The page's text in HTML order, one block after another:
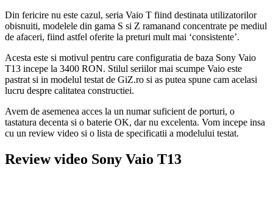
Din fericire nu este cazul, seria Vaio T fiind destinata utilizatorilor
obisnuiti, modelele din gama S si Z ramanand concentrate pe mediul
de afaceri, fiind astfel oferite la preturi mult mai ‘consistente’.
Acesta este si motivul pentru care configuratia de baza Sony Vaio
T13 incepe la 3400 RON. Stilul seriilor mai scumpe Vaio este
pastrat si in modelul testat de GiZ.ro si as putea spune cam acelasi
lucru despre calitatea constructiei.
Avem de asemenea acces la un numar suficient de porturi, o
tastatura decenta si o baterie OK, dar nu excelenta. Vom incepe insa
cu un review video si o lista de specificatii a modelului testat.
Review video Sony Vaio T13